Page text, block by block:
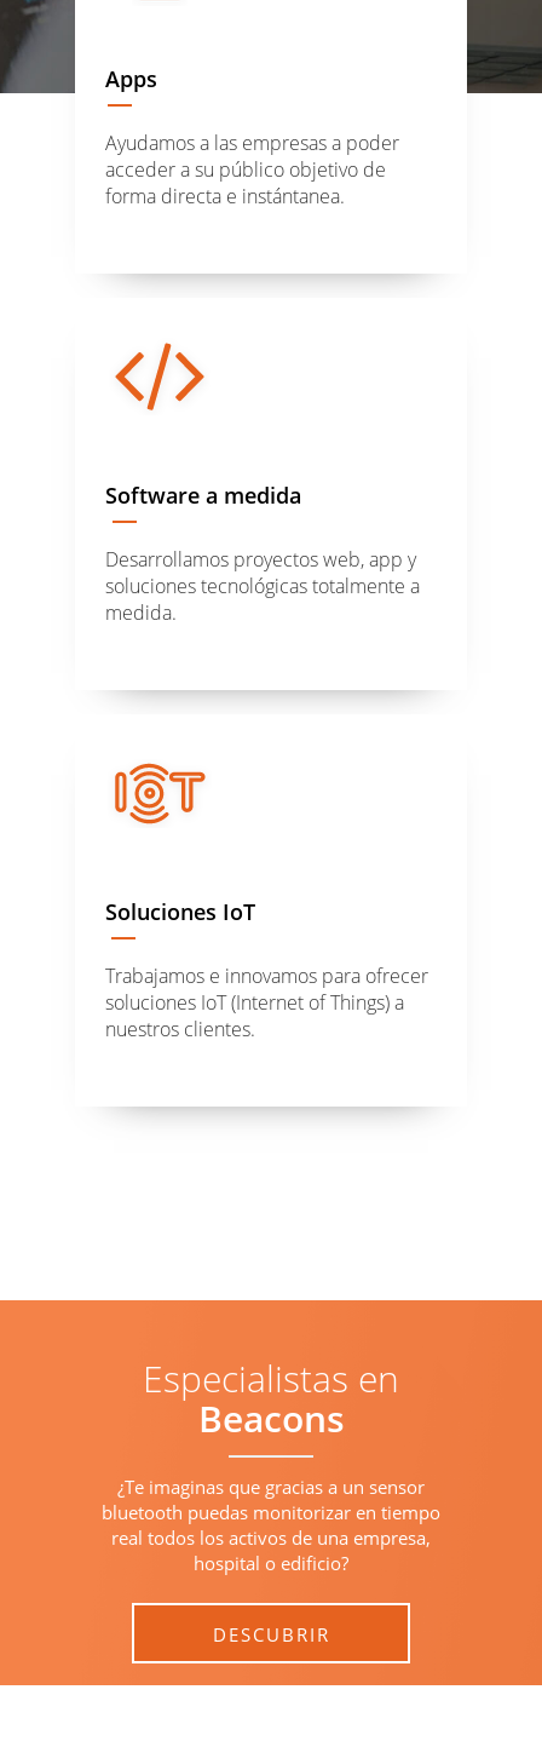
Apps
Ayudamos a las empresas a poder
acceder a su público objetivo de
forma directa e instántanea.
Software a medida
Desarrollamos proyectos web, app y
soluciones tecnológicas totalmente a
medida.
Soluciones IoT
Trabajamos e innovamos para ofrecer
soluciones IoT (Internet of Things) a
nuestros clientes.
Especialistas en
Beacons
¿Te imaginas que gracias a un sensor
bluetooth puedas monitorizar en tiempo
real todos los activos de una empresa,
hospital o edificio?
DESCUBRIR